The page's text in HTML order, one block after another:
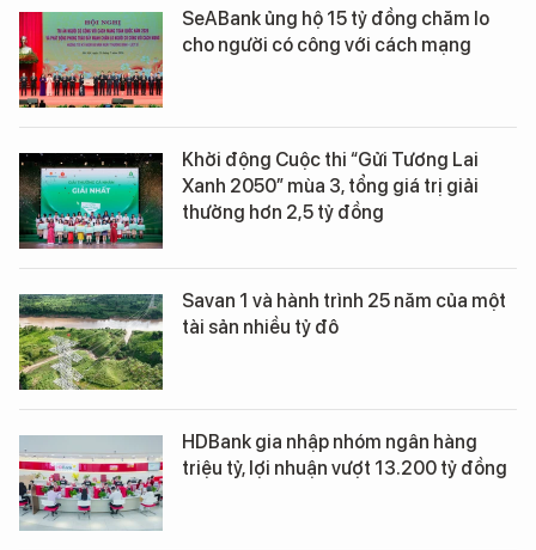
SeABank ủng hộ 15 tỷ đồng chăm lo
cho người có công với cách mạng
Khởi động Cuộc thi “Gửi Tương Lai
Xanh 2050” mùa 3, tổng giá trị giải
thưởng hơn 2,5 tỷ đồng
Savan 1 và hành trình 25 năm của một
tài sản nhiều tỷ đô
HDBank gia nhập nhóm ngân hàng
triệu tỷ, lợi nhuận vượt 13.200 tỷ đồng